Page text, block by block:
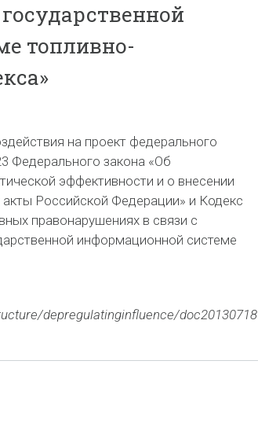
топливно-
на проект федерального
Федерального закона «Об
эффективности и о внесении
Российской Федерации» и Кодекс
правонарушениях в связи с
информационной системе
depregulatinginfluence/doc20130718